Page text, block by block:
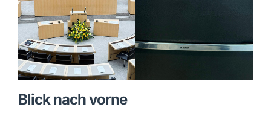
Blick nach vorne